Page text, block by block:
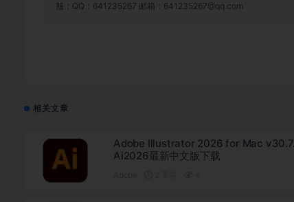
服：QQ：641235267 邮箱：641235267@qq.com
相关文章
Adobe Illustrator 2026 for Mac
Ai2026最新中文版下载